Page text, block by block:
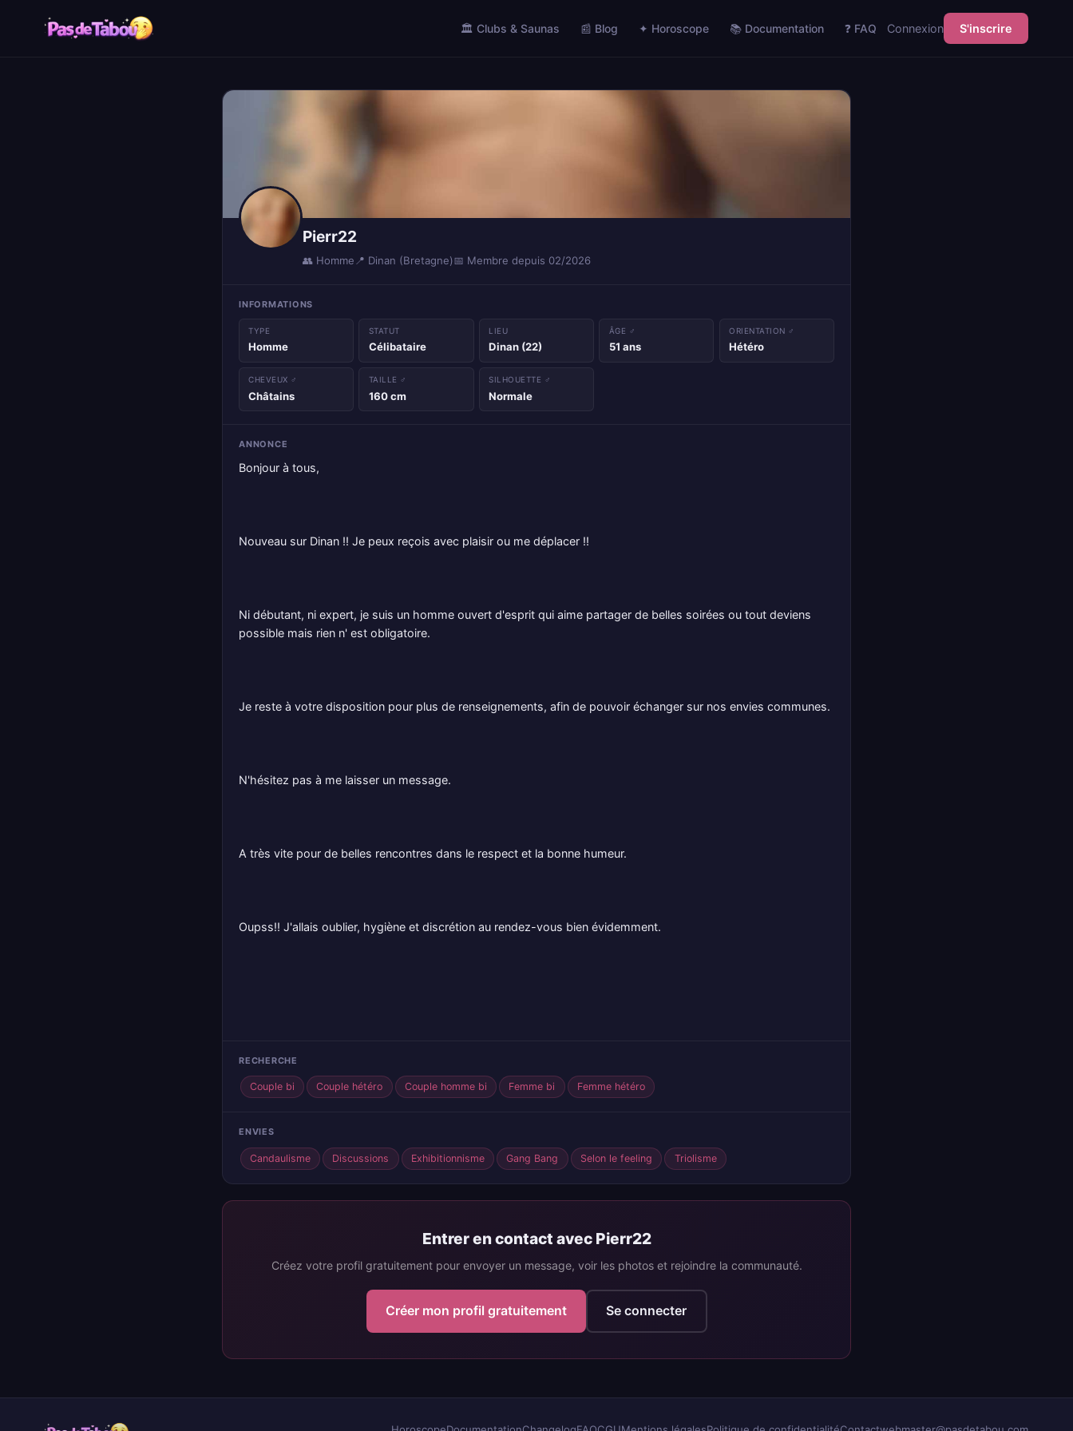
🏛️ Clubs & Saunas 📰 Blog ✦ Horoscope 📚 Documentation ❓ FAQ Connexion S'inscrire
Pierr22
👥 Homme 📍 Dinan (Bretagne)📅 Membre depuis 02/2026
INFORMATIONS
TYPE
Homme
STATUT
Célibataire
LIEU
Dinan (22)
ÂGE ♂
51 ans
ORIENTATION ♂
Hétéro
CHEVEUX ♂
Châtains
TAILLE ♂
160 cm
SILHOUETTE ♂
Normale
ANNONCE
Bonjour à tous,
Nouveau sur Dinan !! Je peux reçois avec plaisir ou me déplacer !!
Ni débutant, ni expert, je suis un homme ouvert d'esprit qui aime partager de belles soirées ou tout deviens
possible mais rien n' est obligatoire.
Je reste à votre disposition pour plus de renseignements, afin de pouvoir échanger sur nos envies communes.
N'hésitez pas à me laisser un message.
A très vite pour de belles rencontres dans le respect et la bonne humeur.
Oupss!! J'allais oublier, hygiène et discrétion au rendez-vous bien évidemment.
RECHERCHE
Couple bi Couple hétéro Couple homme bi Femme bi Femme hétéro
ENVIES
Candaulisme Discussions Exhibitionnisme Gang Bang Selon le feeling Triolisme
Entrer en contact avec Pierr22
Créez votre profil gratuitement pour envoyer un message, voir les photos et rejoindre la communauté.
Créer mon profil gratuitement Se connecter